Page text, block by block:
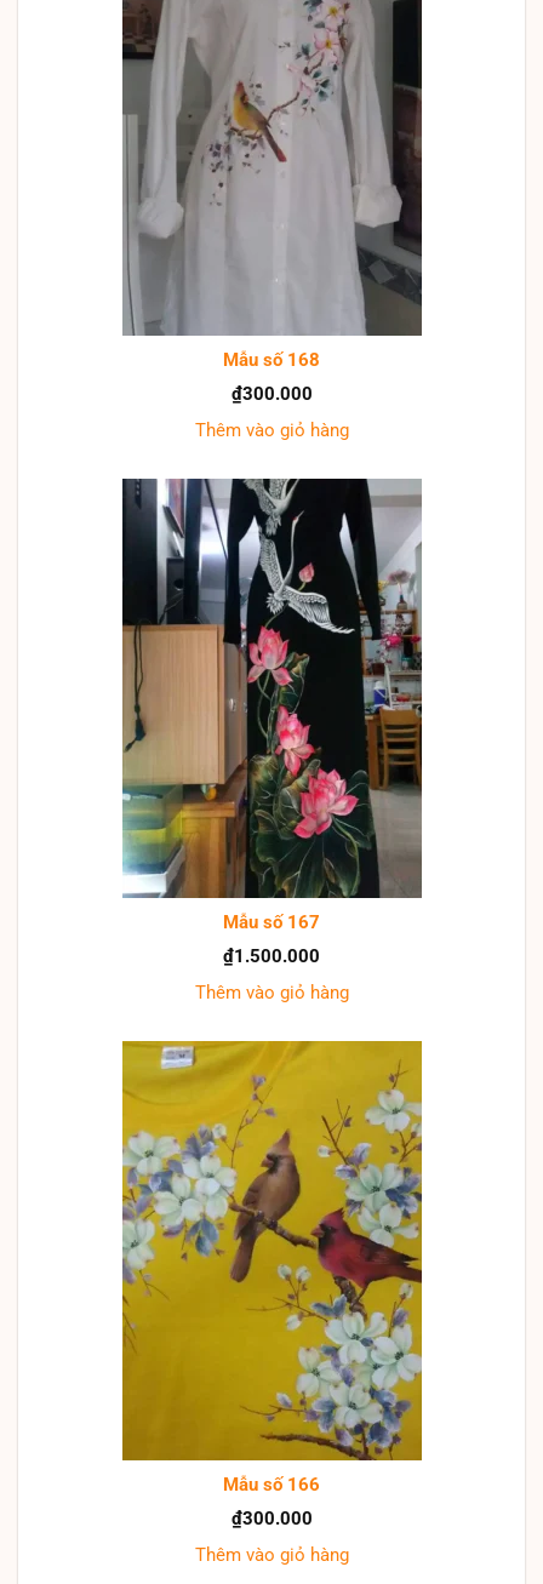
Mẫu số 168
₫300.000
Thêm vào giỏ hàng
Mẫu số 167
₫1.500.000
Thêm vào giỏ hàng
Mẫu số 166
₫300.000
Thêm vào giỏ hàng